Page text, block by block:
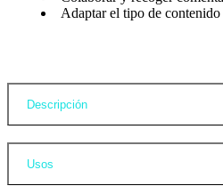
Adaptar el tipo de
Descripción
Usos